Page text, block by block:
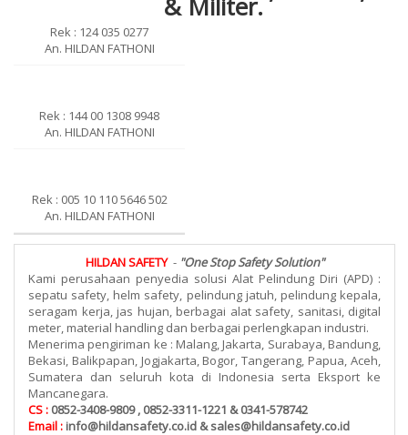
Rek : 124 035 0277
An. HILDAN FATHONI
Rek : 144 00 1308 9948
An. HILDAN FATHONI
Rek : 005 10 110 5646 502
An. HILDAN FATHONI
HILDAN SAFETY- "One Stop Safety Solution"
Kami perusahaan penyedia solusi Alat Pelindung Diri (APD) :
sepatu safety, helm safety, pelindung jatuh, pelindung kepala,
seragam kerja, jas hujan, berbagai alat safety, sanitasi, digital
meter, material handling dan berbagai perlengkapan industri.
Menerima pengiriman ke : Malang, Jakarta, Surabaya, Bandung,
Bekasi, Balikpapan, Jogjakarta, Bogor, Tangerang, Papua, Aceh,
Sumatera dan seluruh kota di Indonesia serta Eksport ke
Mancanegara.
CS : 0852-3408-9809 , 0852-3311-1221 & 0341-578742
Email : info@hildansafety.co.id & sales@hildansafety.co.id